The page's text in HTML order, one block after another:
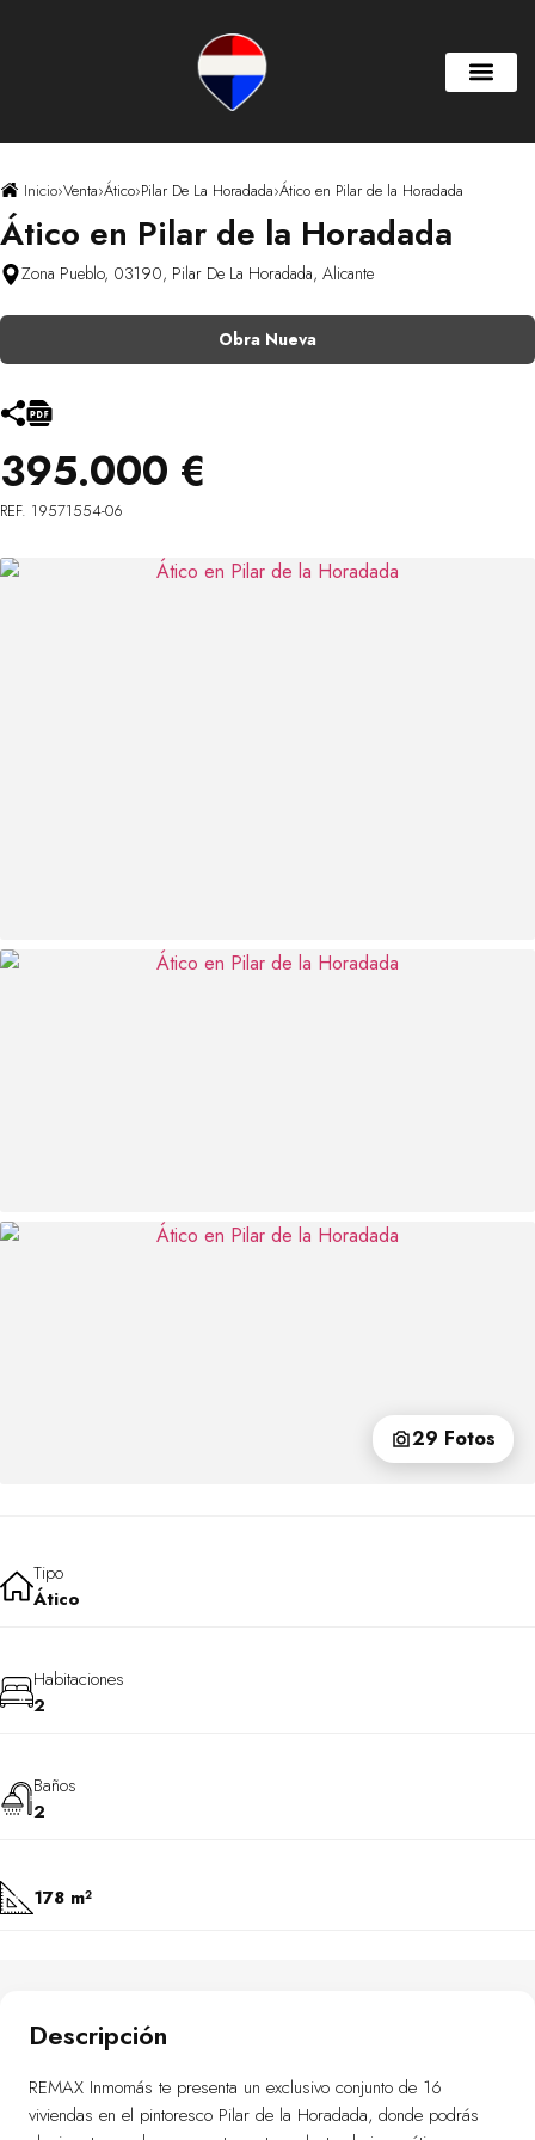
Inicio›Venta›Ático›Pilar De La Horadada›Ático en Pilar de la Horadada
Ático en Pilar de la Horadada
Zona Pueblo, 03190, Pilar De La Horadada, Alicante
Obra Nueva
395.000 €
REF. 19571554-06
29 Fotos
Tipo
Ático
Habitaciones
2
Baños
2
178 m²
Descripción
REMAX Inmomás te presenta un exclusivo conjunto de 16
viviendas en el pintoresco Pilar de la Horadada, donde podrás